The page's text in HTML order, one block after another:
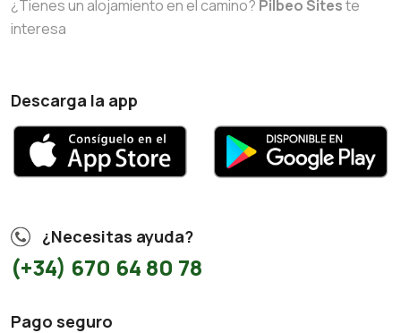
¿Tienes un alojamiento en el camino? Pilbeo Siteste
interesa
Descarga la app
¿Necesitas ayuda?
(+34) 670 64 80 78
Pago seguro